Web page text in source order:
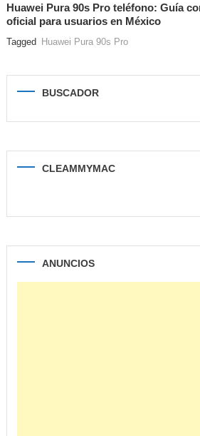
Huawei Pura 90s Pro teléfono: Guía
oficial para usuarios en México
Tagged Huawei Pura 90s Pro
BUSCADOR
CLEAMMYMAC
ANUNCIOS